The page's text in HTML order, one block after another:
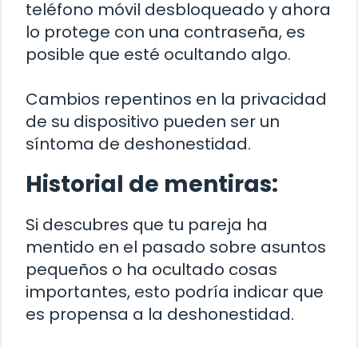
teléfono móvil desbloqueado y ahora
lo protege con una contraseña, es
posible que esté ocultando algo.
Cambios repentinos en la privacidad
de su dispositivo pueden ser un
síntoma de deshonestidad.
Historial de mentiras:
Si descubres que tu pareja ha
mentido en el pasado sobre asuntos
pequeños o ha ocultado cosas
importantes, esto podría indicar que
es propensa a la deshonestidad.